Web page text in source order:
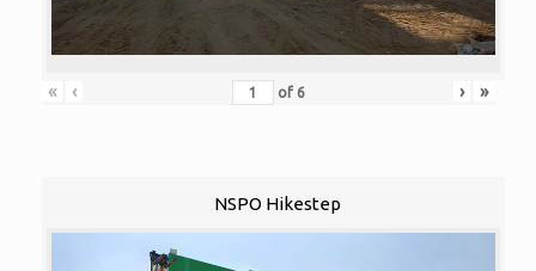
« ‹ of 6 › »
NSPO Hikestep